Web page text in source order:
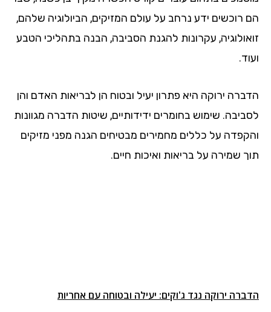
הם רוכשים ידע נרחב על עולם המזיקים, הביולוגיה שלהם,
זואולוגיה, עקרונות להגנת הסביבה, הבנה בתהליכי הטבע
ועוד.
הדברה ירוקה היא פתרון יעיל ובטוח הן לבריאות האדם והן
לסביבה. שימוש בחומרים ידידותיים, שיטות הדברה מגוונות
והקפדה על כללים מחמירים מבטיחים הגנה מפני מזיקים
תוך שמירה על בריאות ואיכות חיים.
הדברה ירוקה נגד ג'וקים: יעילה ובטוחה עם אחריות